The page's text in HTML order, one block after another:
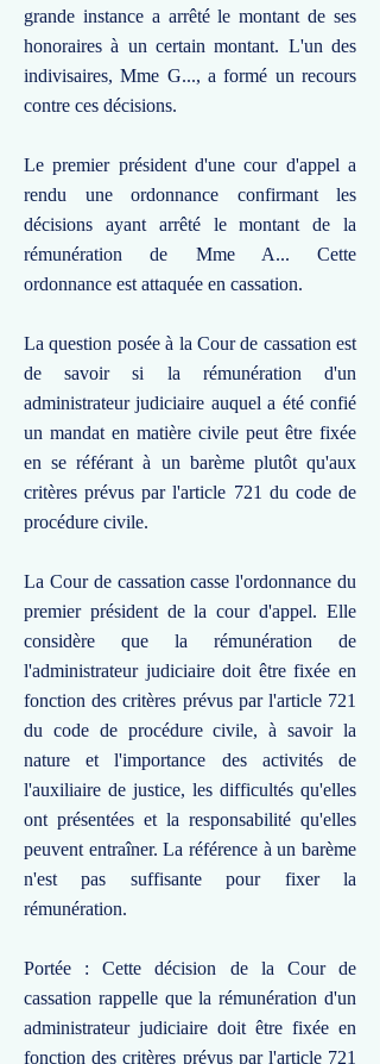
grande instance a arrêté le montant de ses
honoraires à un certain montant. L'un des
indivisaires, Mme G..., a formé un recours
contre ces décisions.
Le premier président d'une cour d'appel a
rendu une ordonnance confirmant les
décisions ayant arrêté le montant de la
rémunération de Mme A... Cette
ordonnance est attaquée en cassation.
La question posée à la Cour de cassation est
de savoir si la rémunération d'un
administrateur judiciaire auquel a été confié
un mandat en matière civile peut être fixée
en se référant à un barème plutôt qu'aux
critères prévus par l'article 721 du code de
procédure civile.
La Cour de cassation casse l'ordonnance du
premier président de la cour d'appel. Elle
considère que la rémunération de
l'administrateur judiciaire doit être fixée en
fonction des critères prévus par l'article 721
du code de procédure civile, à savoir la
nature et l'importance des activités de
l'auxiliaire de justice, les difficultés qu'elles
ont présentées et la responsabilité qu'elles
peuvent entraîner. La référence à un barème
n'est pas suffisante pour fixer la
rémunération.
Portée : Cette décision de la Cour de
cassation rappelle que la rémunération d'un
administrateur judiciaire doit être fixée en
fonction des critères prévus par l'article 721